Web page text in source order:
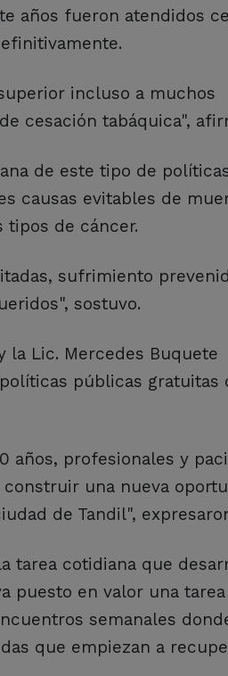
años fueron atendidos
incluso a muchos
cesación tabáquica",
de este tipo de
causas evitables de
tipos de cáncer.
sufrimiento
sostuvo.
la Lic. Mercedes Buquete
públicas gratuitas
años, profesionales y
una nueva
de Tandil",
tarea cotidiana que
puesto en valor una
semanales
que empiezan a